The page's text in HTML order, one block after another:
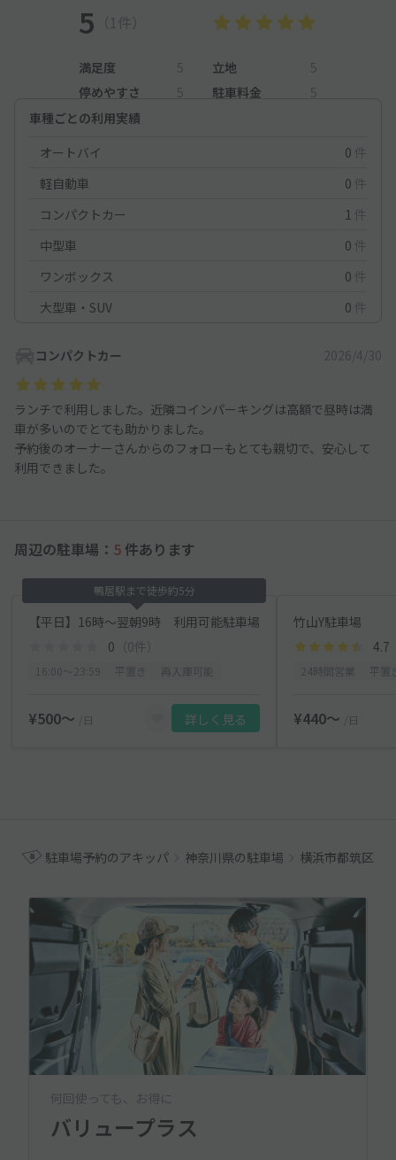
5 （1件）
満足度 5 立地
5
停めやすさ
5 駐車料金
5
車種ごとの利用実績
オートバイ
0 件
軽自動車
0 件
コンパクトカー
1 件
中型車
0 件
ワンボックス
0 件
大型車・SUV
0 件
コンパクトカー 2026/4/30
ランチで利用しました。近隣コインパーキングは高額で昼時は満
車が多いのでとても助かりました。
予約後のオーナーさんからのフォローもとても親切で、安心して
利用できました。
周辺の駐車場： 5 件あります
鴨居駅まで徒歩約5分
【平日】16時〜翌朝9時 利用可能駐車場
0 （0件）
¥500〜 /日 詳しく見る
竹山Y駐車場
4.7
¥440〜 /日
駐車場予約のアキッパ 神奈川県の駐車場 横浜市都筑区の
何回使っても、お得に
バリュープラス